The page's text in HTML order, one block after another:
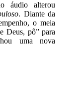
áudio alterou
. Diante da
o meia
Deus, pô” para
uma nova